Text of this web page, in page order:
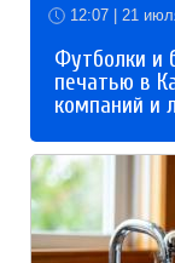
12:07 | 21
Футболки и
печатью в
компаний и